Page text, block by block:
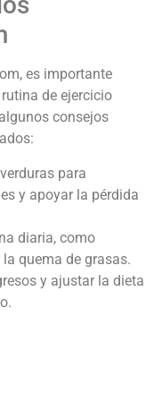
es importante
de ejercicio
consejos
para
y apoyar la pérdida
diaria, como
quema de grasas.
y ajustar la dieta